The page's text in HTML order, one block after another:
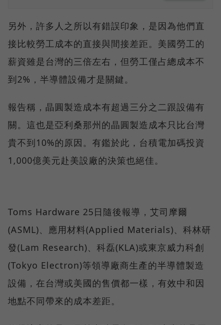
另外，許多人之所以有錯誤印象，是因為他們直
接比較勞工成本的直接與間接差距。美國勞工的
薪資雖是台灣的三倍左右，但勞工僅占總成本不
到2%，半導體設備才是關鍵。
報告稱，晶圓製造成本有超過三分之二跟設備有
關。這也是亞利桑那州的晶圓製造成本只比台灣
貴不到10%的原因。有鑑於此，台積電加碼投資
1,000億美元赴美設廠的決策也絕佳。
Toms Hardware 25日隨後報導，艾司摩爾
(ASML)、應用材料(Applied Materials)、科林研
發(Lam Research)、科磊(KLA)或東京威力科創
(Tokyo Electron)等領導廠商生產的半導體製造
設備，在台灣或美國的售價都一樣，有效中和因
地點不同帶來的成本差距。